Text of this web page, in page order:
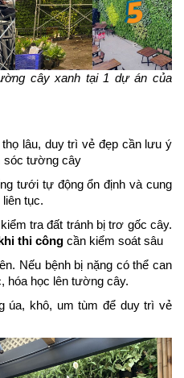
cây xanh tại 1 dự án của
lâu, duy trì vẻ đẹp cần lưu ý
sóc tường cây
tưới tự động ổn định và cung
tục.
tra đất tránh bị trơ gốc cây.
thi công cần kiểm soát sâu
Nếu bệnh bị nặng có thể can
hóa học lên tường cây.
úa, khô, um tùm để duy trì vẻ